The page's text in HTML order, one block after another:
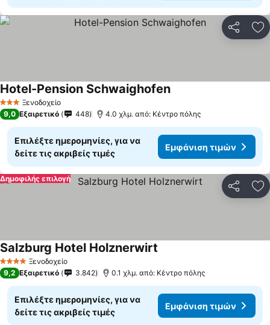
3 ΑστέριαΞενοδοχείο
Hotel-Pension SchwaighofenΕμφάνιση τιμών
9,0 Εξαιρετικό 448 4.0 χλμ. από: Κέντρο πόλης
Επιλέξτε ημερομηνίες, για να
δείτε τις ακριβείς τιμές
Εμφάνιση τιμών
Δημοφιλής επιλογή
4 ΑστέριαΞενοδοχείο
Salzburg Hotel Holznerwirt
9,2 Εξαιρετικό 3.842 0.1 χλμ. από: Κέντρο πόλης
Επιλέξτε ημερομηνίες, για να
δείτε τις ακριβείς τιμές
Εμφάνιση τιμών